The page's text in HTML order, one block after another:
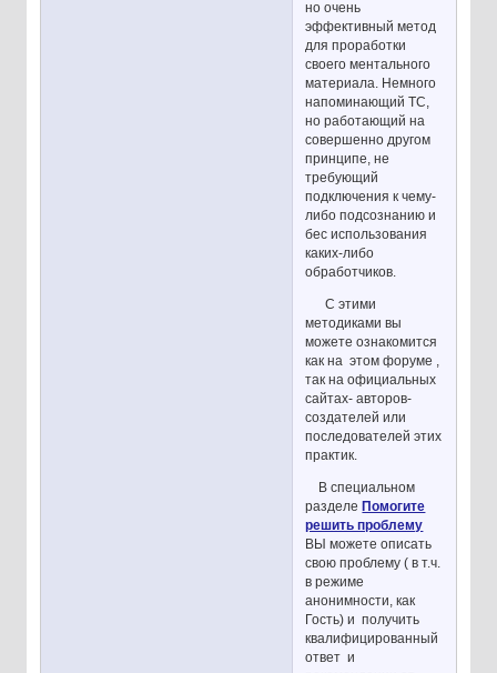
но очень
эффективный метод
для проработки
своего ментального
материала. Немного
напоминающий ТС,
но работающий на
совершенно другом
принципе, не
требующий
подключения к чему-
либо подсознанию и
бес использования
каких-либо
обработчиков.
С этими
методиками вы
можете ознакомится
как на этом форуме ,
так на официальных
сайтах- авторов-
создателей или
последователей этих
практик.
В специальном
разделеПомогите
решить проблему
ВЫ можете описать
свою проблему ( в т.ч.
в режиме
анонимности, как
Гость) и получить
квалифицированный
ответ и